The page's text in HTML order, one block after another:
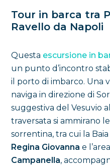
Tour in barca tra
Ravello da Napoli
Questa escursione in
un punto d’incontro
il porto di imbarco. Una
naviga in direzione di
suggestiva del Vesuvio
traversata si ammirano
sorrentina, tra cui la
Regina Giovanna e
Campanella,